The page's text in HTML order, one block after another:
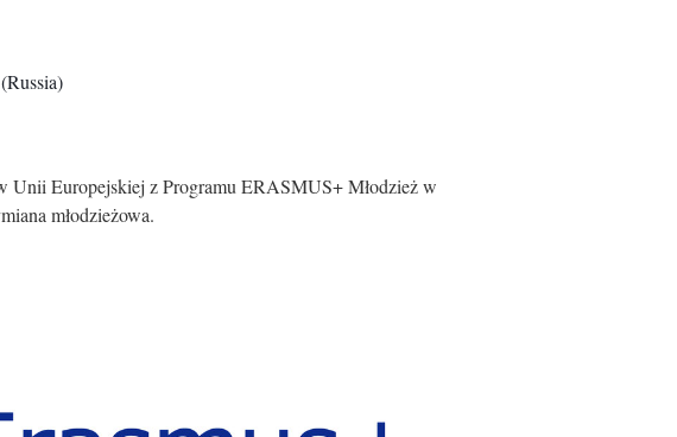
Unii Europejskiej z Programu ERASMUS+ Młodzież w
młodzieżowa.